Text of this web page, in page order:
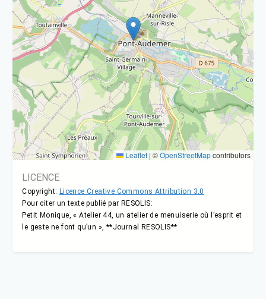
Leaflet | ©OpenStreetMapcontributors
LICENCE
Copyright: Licence Creative Commons Attribution 3.0
Pour citer un texte publié par RESOLIS:
Petit Monique, « Atelier 44, un atelier de menuiserie où l’esprit et
le geste ne font qu’un », **Journal RESOLIS**